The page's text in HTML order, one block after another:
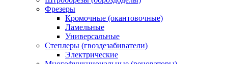
Фрезеры
Кромочные (окантовочные)
Ламельные
Универсальные
Степлеры (гвоздезабиватели)
Электрические